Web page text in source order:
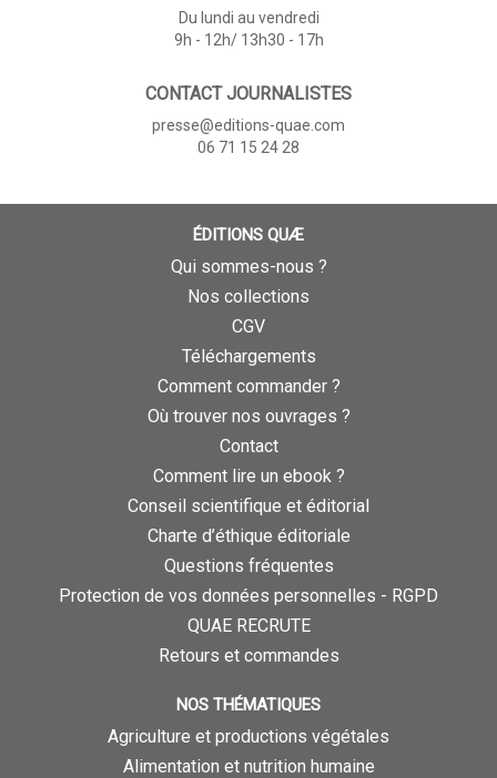
Du lundi au vendredi
9h - 12h/ 13h30 - 17h
CONTACT JOURNALISTES
presse@editions-quae.com
06 71 15 24 28
ÉDITIONS QUÆ
Qui sommes-nous ?
Nos collections
CGV
Téléchargements
Comment commander ?
Où trouver nos ouvrages ?
Contact
Comment lire un ebook ?
Conseil scientifique et éditorial
Charte d’éthique éditoriale
Questions fréquentes
Protection de vos données personnelles - RGPD
QUAE RECRUTE
Retours et commandes
NOS THÉMATIQUES
Agriculture et productions végétales
Alimentation et nutrition humaine